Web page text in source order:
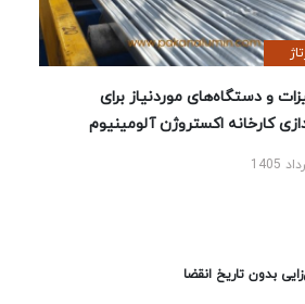
و دستگاه‌های موردنیاز برای
کارخانه اکستروژن آلومینیوم
بدون تاریخ انقضا